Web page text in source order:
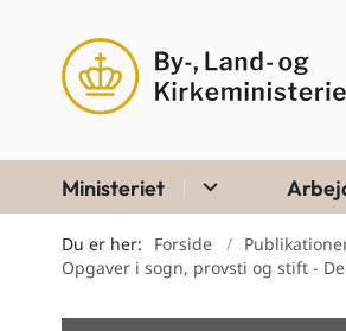
Ministeriet
Du er her: Forside
Opgaver i sogn, provsti og stift -